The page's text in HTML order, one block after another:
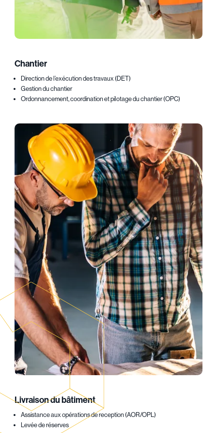
Chantier
Direction de l’exécution des travaux (DET)
Gestion du chantier
Ordonnancement, coordination et pilotage du chantier (OPC)
Livraison du bâtiment
Assistance aux opérations de reception (AOR/OPL)
Levée de réserves